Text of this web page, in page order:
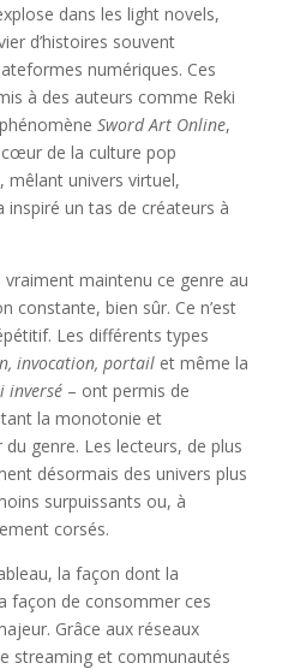
dans les light novels,
d’histoires souvent
numériques. Ces
à des auteurs comme Reki
Sword Art Online,
cœur de la culture pop
univers virtuel,
un tas de créateurs à
vraiment maintenu ce genre au
constante, bien sûr. Ce n’est
Les différents types
invocation, portailet même la
inversé– ont permis de
la monotonie et
genre. Les lecteurs, de plus
désormais des univers plus
surpuissants ou, à
corsés.
la façon dont la
façon de consommer ces
Grâce aux réseaux
streaming et communautés